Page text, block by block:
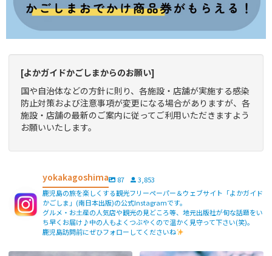
[よかガイドかごしまからのお願い]
国や自治体などの方針に則り、各施設・店舗が実施する感染
防止対策および注意事項が変更になる場合がありますが、各
施設・店舗の最新のご案内に従ってご利用いただきますよう
お願いいたします。
yokakagoshima 87
3,853
鹿児島の旅を楽しくする観光フリーペーパー＆ウェブサイト「よかガイド
かごしま」(南日本出版)の公式Instagramです。
グルメ・お土産の人気店や観光の見どころ等、地元出版社が旬な話題をい
ち早くお届け♪中の人もよくつぶやくので温かく見守って下さい(笑)。
鹿児島訪問前にぜひフォローしてくださいね